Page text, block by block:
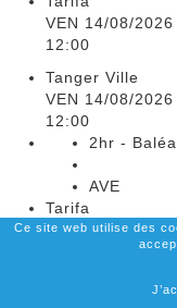
VEN 14/08/2026
12:00
Tanger Ville
VEN 14/08/2026
12:00
2hr -
AVE
Tarifa
VEN 14/08/2026
Ce site web utilise des